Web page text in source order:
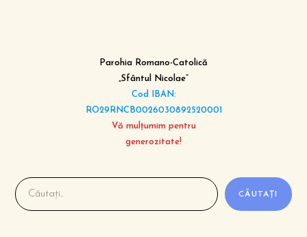
Parohia Romano-Catolică
„Sfântul Nicolae”
Cod IBAN:
RO29RNCB0026030892520001
Vă mulțumim pentru
generozitate!
CĂUTAȚI